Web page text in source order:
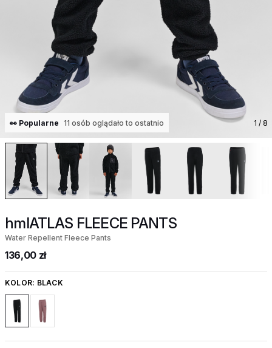
👀 Popularne 11 osób oglądało to ostatnio 1 / 8
hmlATLAS FLEECE PANTS
Water Repellent Fleece Pants
136,00 zł
KOLOR: BLACK